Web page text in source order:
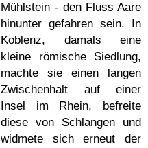
Mühlstein - den Fluss Aare
hinunter gefahren sein. In
Koblenz, damals eine
kleine römische Siedlung,
machte sie einen langen
Zwischenhalt auf einer
Insel im Rhein, befreite
diese von Schlangen und
widmete sich erneut der